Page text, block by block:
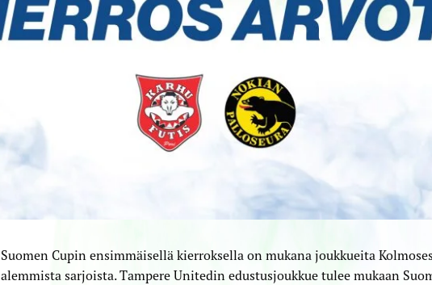
Suomen Cupin ensimmäisellä kierroksella on mukana joukkueita
alemmista sarjoista. Tampere Unitedin edustusjoukkue tulee mukaan